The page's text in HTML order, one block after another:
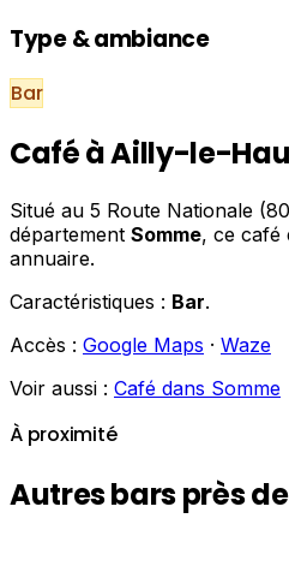
Type & ambiance
Bar
Café à Ailly-le-
Situé au 5 Route Nationale
département Somme, ce café
annuaire.
Caractéristiques : Bar.
Accès : Google Maps · Waze
Voir aussi : Café dans Somme
À proximité
Autres bars près